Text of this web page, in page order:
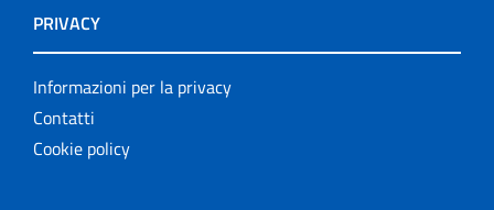
PRIVACY
Informazioni per la privacy
Contatti
Cookie policy